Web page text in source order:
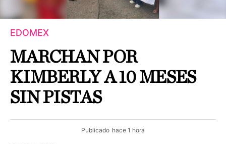
EDOMEX
MARCHAN POR
KIMBERLY A 10 MESES
SIN PISTAS
Publicado hace 1 hora